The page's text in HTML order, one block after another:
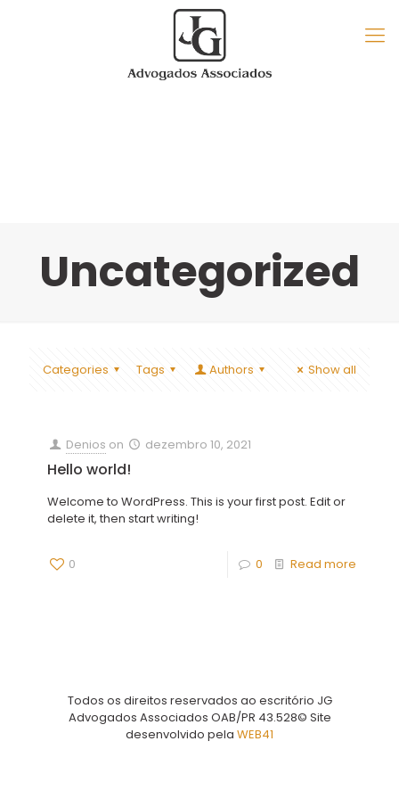
Uncategorized
Categories Tags Authors Show all
Denios on dezembro 10, 2021
Hello world!
Welcome to WordPress. This is your first post. Edit or
delete it, then start writing!
0 0 Read more
Todos os direitos reservados ao escritório JG
Advogados Associados OAB/PR 43.528© Site
desenvolvido pela WEB41